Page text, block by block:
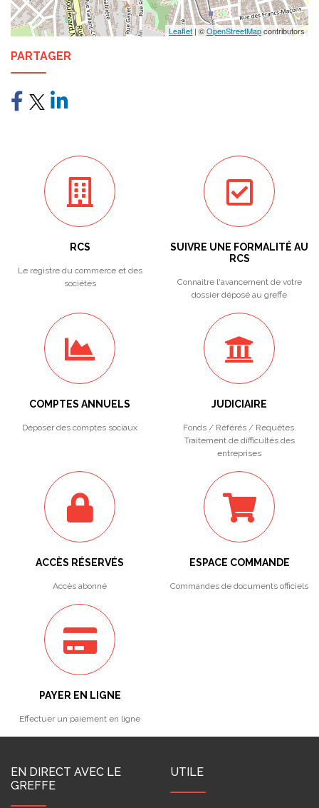
Leaflet | ©OpenStreetMapcontributors
PARTAGER
RCS
Le registre du commerce et des
sociétés
SUIVRE UNE FORMALITÉ AU
RCS
Connaitre l'avancement de votre
dossier déposé au greffe
COMPTES ANNUELS
Déposer des comptes sociaux
JUDICIAIRE
Fonds / Référés / Requêtes.
Traitement de difficultés des
entreprises
ACCÈS RÉSERVÉS
Accès abonné
ESPACE COMMANDE
Commandes de documents officiels
PAYER EN LIGNE
Effectuer un paiement en ligne
EN DIRECT AVEC LE
GREFFE
UTILE